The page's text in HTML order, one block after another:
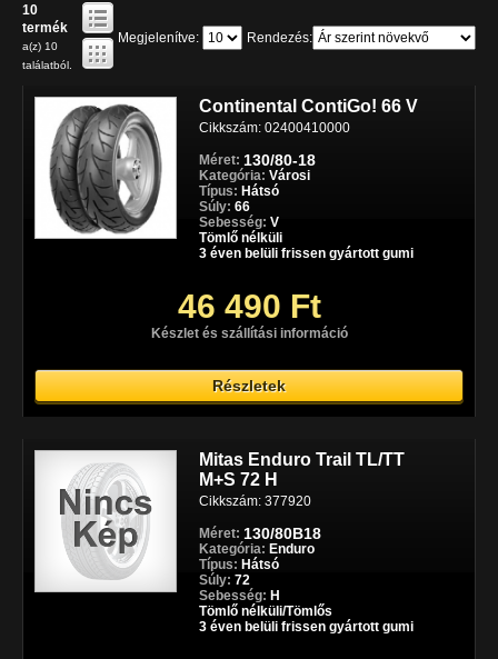
10
termék
a(z) 10
találatból.
Megjelenítve: Rendezés:
Continental ContiGo! 66 V
Cikkszám: 02400410000
Méret: 130/80-18
Kategória: Városi
Típus: Hátsó
Súly: 66
Sebesség: V
Tömlő nélküli
3 éven belüli frissen gyártott gumi
46 490 Ft
Készlet és szállítási információ
Részletek
Mitas Enduro Trail TL/TT
M+S 72 H
Cikkszám: 377920
Méret: 130/80B18
Kategória: Enduro
Típus: Hátsó
Súly: 72
Sebesség: H
Tömlő nélküli/Tömlős
3 éven belüli frissen gyártott gumi